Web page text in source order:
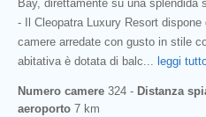
Bay, direttamente su una splendida
- Il Cleopatra Luxury Resort
camere arredate con gusto in stile
abitativa è dotata di balc... leggi
Numero camere 324 - Distanza
aeroporto 7 km